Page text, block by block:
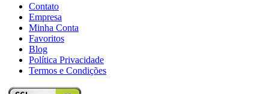
Contato
Empresa
Minha Conta
Favoritos
Blog
Política Privacidade
Termos e Condições